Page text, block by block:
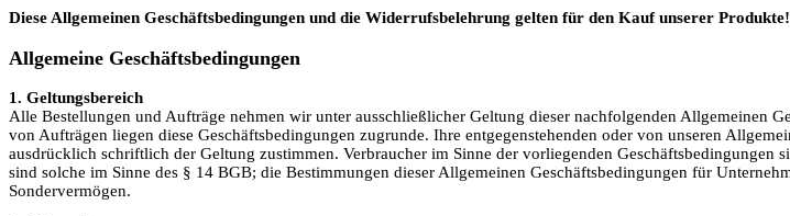
Diese Allgemeinen Geschäftsbedingungen und die Widerrufsbelehrung gelten für den Kauf unserer Produkte!
Allgemeine Geschäftsbedingungen
1. Geltungsbereich
Alle Bestellungen und Aufträge nehmen wir unter ausschließlicher Geltung dieser nachfolgenden Allgemeinen
von Aufträgen liegen diese Geschäftsbedingungen zugrunde. Ihre entgegenstehenden oder von unseren
ausdrücklich schriftlich der Geltung zustimmen. Verbraucher im Sinne der vorliegenden
sind solche im Sinne des § 14 BGB; die Bestimmungen dieser Allgemeinen Geschäftsbedingungen für
Sondervermögen.